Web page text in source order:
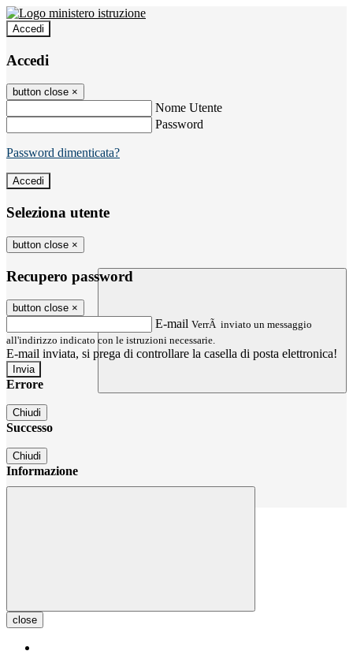
Accedi
Accedi
button close ×
Nome Utente
Password
Password dimenticata?
Seleziona utente
button close ×
Recupero password
button close ×
E-mail VerrÃ inviato un messaggio
all'indirizzo indicato con le istruzioni necessarie.
E-mail inviata, si prega di controllare la casella di posta elettronica!
Errore
Chiudi
Successo
Chiudi
Informazione
close